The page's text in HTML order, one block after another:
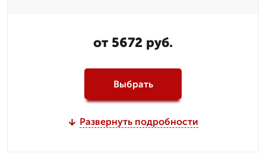
от 5672 руб.
Выбрать
Развернуть подробности